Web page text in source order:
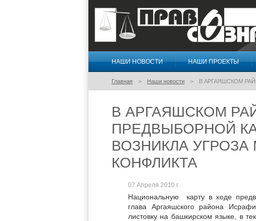
Правосознание
НАШИ НОВОСТИ НАШИ ПРОЕКТЫ
Главная Наши новости В АРГАЯШСКОМ
В АРГАЯШСКОМ
ПРЕДВЫБОРНОЙ
ВОЗНИКЛА
КОНФЛИКТА
07 Апреля 2010 г.
Национальную карту в ходе
глава Аргаяшского района
листовку на башкирском языке, в